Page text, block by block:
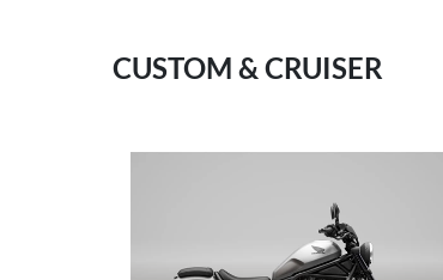
CUSTOM & CRUISER